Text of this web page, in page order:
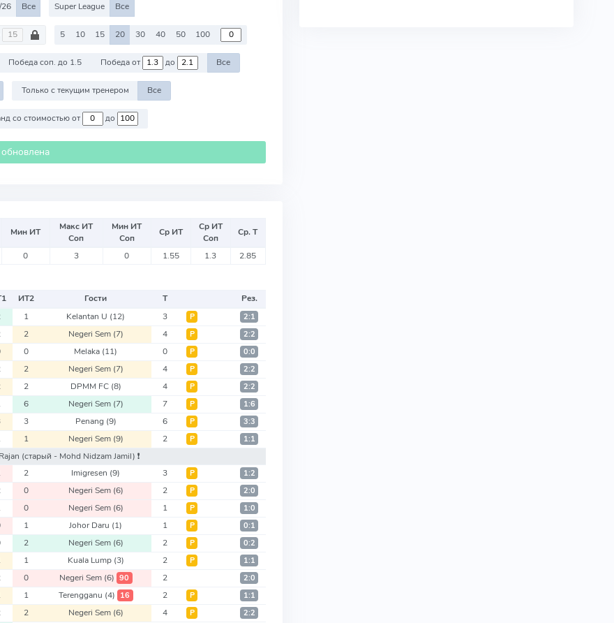
Все Super League Все
5 10 15 20 30 40 50 100
Победа соп. до 1.5 Победа от до Все
Только с текущим тренером Все
Против команд со стоимостью от до
обновлена
Мин ИТ
Макс ИТ
Соп
Мин ИТ
Соп
Ср ИТ
Ср ИТ
Соп
Ср. Т
0 3 0 1.55 1.3 2.85
1 ИТ2 Гости Т
Рез.
1 Kelantan U (12) 3 Р 2:1
2 Negeri Sem (7) 4 Р 2:2
0 Melaka (11) 0 Р 0:0
2 Negeri Sem (7) 4 Р 2:2
2 DPMM FC (8) 4 Р 2:2
6 Negeri Sem (7) 7 Р 1:6
3 Penang (9) 6 Р 3:3
1 Negeri Sem (9) 2 Р 1:1
(старый - Mohd Nidzam Jamil) ❗️
2 Imigresen (9) 3 Р 1:2
0 Negeri Sem (6) 2 Р 2:0
0 Negeri Sem (6) 1 Р 1:0
1 Johor Daru (1) 1 Р 0:1
2 Negeri Sem (6) 2 Р 0:2
1 Kuala Lump (3) 2 Р 1:1
0 Negeri Sem (6) 90 2 2:0
1 Terengganu (4) 16 2 Р 1:1
2 Negeri Sem (6) 4 Р 2:2